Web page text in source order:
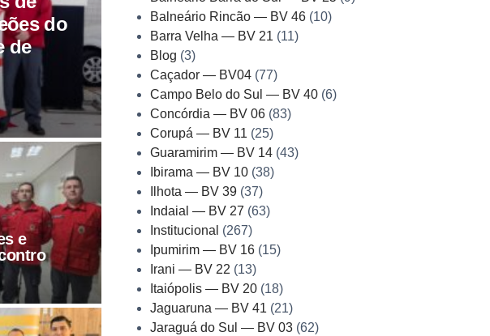
do
de
e
Balneário Rincão — BV 46(10)
Barra Velha — BV 21 (11)
Blog (3)
Caçador — BV04(77)
Campo Belo do Sul — BV 40(6)
Concórdia — BV 06(83)
Corupá — BV 11 (25)
Guaramirim — BV 14(43)
Ibirama — BV 10(38)
Ilhota — BV 39(37)
Indaial — BV 27 (63)
Institucional (267)
Ipumirim — BV 16(15)
Irani — BV 22 (13)
Itaiópolis — BV 20(18)
Jaguaruna — BV 41 (21)
Jaraguá do Sul — BV 03(62)